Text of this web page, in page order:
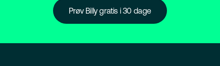
Prøv Billy gratis i 30 dage